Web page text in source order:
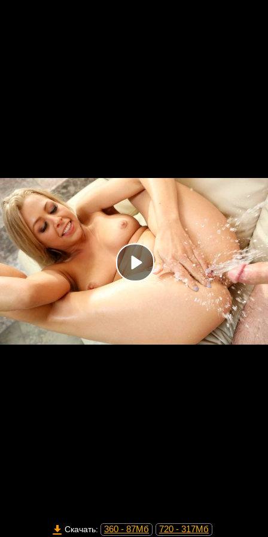
Скачать: 360 - 87Мб 720 - 317Мб